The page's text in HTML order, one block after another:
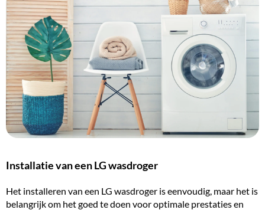
Installatie van een LG wasdroger
Het installeren van een LG wasdroger is eenvoudig, maar het is
belangrijk om het goed te doen voor optimale prestaties en